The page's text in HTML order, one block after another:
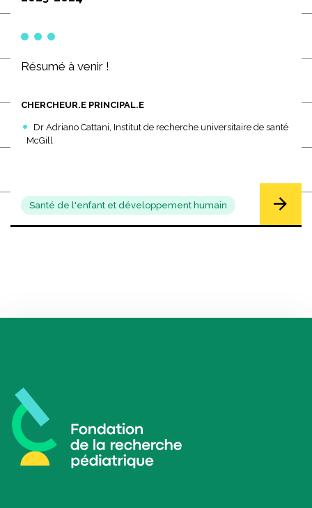
Résumé à venir !
CHERCHEUR.E PRINCIPAL.E
Dr Adriano Cattani, Institut de recherche universitaire de santé
McGill
Santé de l'enfant et développement humain